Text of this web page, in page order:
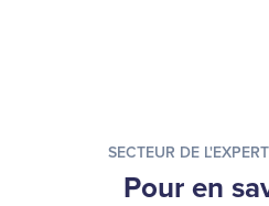
SECTEUR DE
Pour en